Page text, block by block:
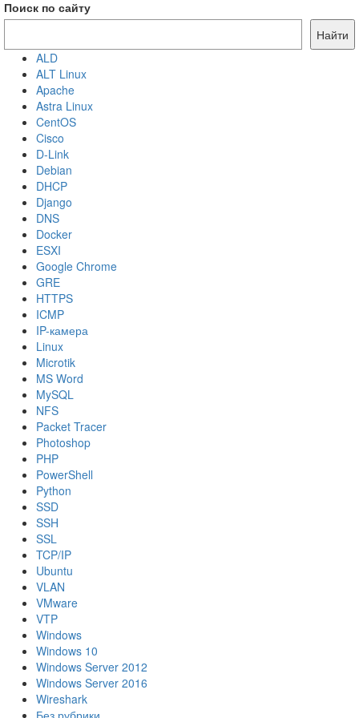
Поиск по сайту
Найти
ALD
ALT Linux
Apache
Astra Linux
CentOS
Cisco
D-Link
Debian
DHCP
Django
DNS
Docker
ESXI
Google Chrome
GRE
HTTPS
ICMP
IP-камера
Linux
Microtik
MS Word
MySQL
NFS
Packet Tracer
Photoshop
PHP
PowerShell
Python
SSD
SSH
SSL
TCP/IP
Ubuntu
VLAN
VMware
VTP
Windows
Windows 10
Windows Server 2012
Windows Server 2016
Wireshark
Без рубрики